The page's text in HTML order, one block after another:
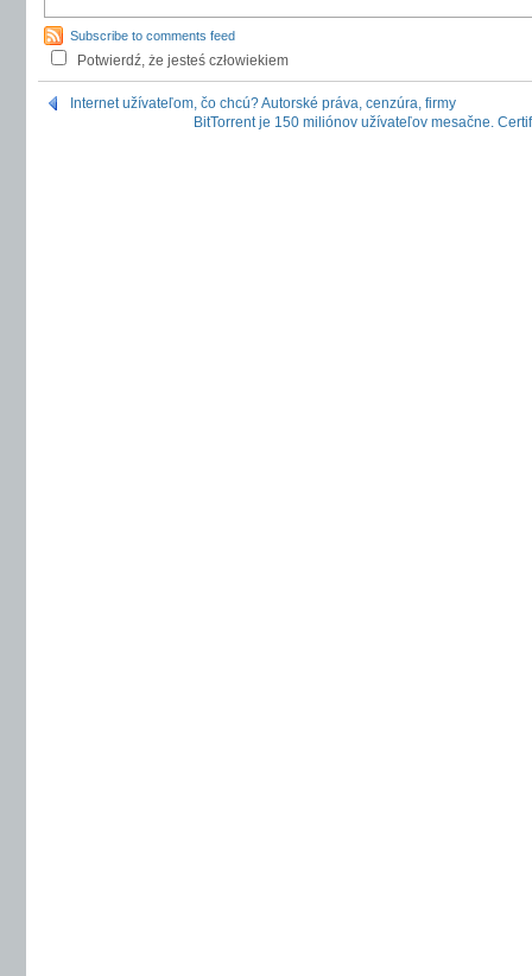
Subscribe to comments feed
Potwierdź, że jesteś człowiekiem
Internet užívateľom, čo chcú? Autorské práva, cenzúra, firmy
BitTorrent je 150 miliónov užívateľov mesačne.